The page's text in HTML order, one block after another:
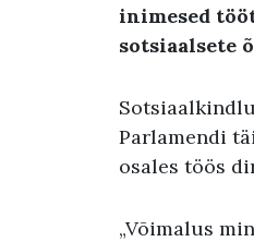
inimesed
sotsiaalsete
Parlamendi
osales töös
„Võimalus